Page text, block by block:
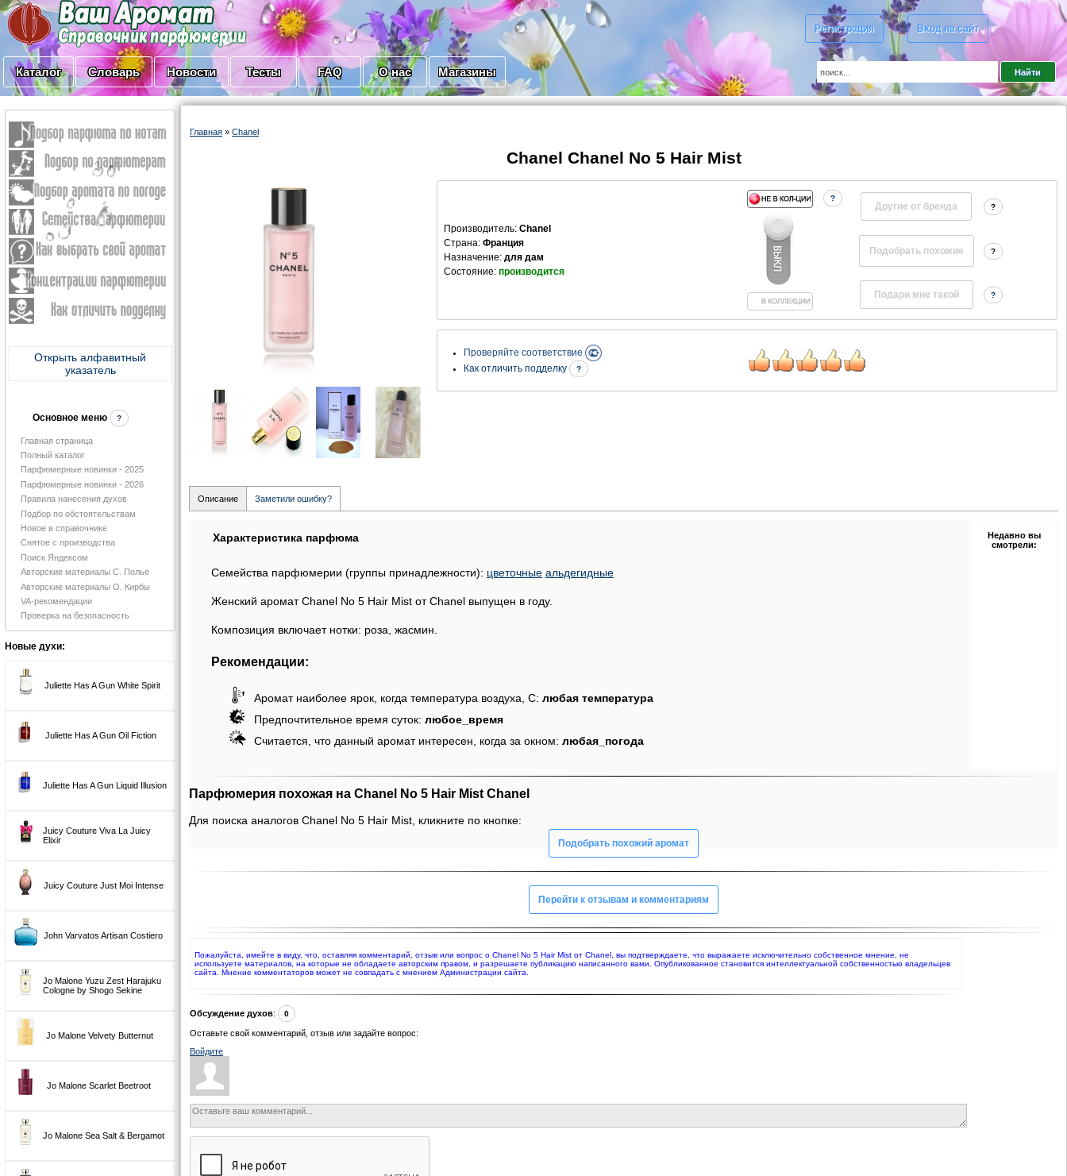
Регистрация Вход на сайт
Каталог Словарь Новости Тесты FAQ О нас Магазины
Открыть алфавитный
указатель
Основное меню ?
Главная страница
Полный каталог
Парфюмерные новинки - 2025
Парфюмерные новинки - 2026
Правила нанесения духов
Подбор по обстоятельствам
Новое в справочнике
Снятое с производства
Поиск Яндексом
Авторские материалы С. Полье
Авторские материалы О. Кирбы
VA-рекомендации
Проверка на безопасность
Новые духи:
Juliette Has A Gun White Spirit
Juliette Has A Gun Oil Fiction
Juliette Has A Gun Liquid Illusion
Juicy Couture Viva La Juicy
Elixir
Juicy Couture Just Moi Intense
John Varvatos Artisan Costiero
Jo Malone Yuzu Zest Harajuku
Cologne by Shogo Sekine
Jo Malone Velvety Butternut
Jo Malone Scarlet Beetroot
Jo Malone Sea Salt & Bergamot
Главная » Chanel
Chanel Chanel No 5 Hair Mist
Производитель: Chanel
Страна: Франция
Назначение: для дам
Состояние: производится
?
Другие от бренда ?
?
?
Проверяйте соответствие
Как отличить подделку
?
Описание Заметили ошибку?
Характеристика парфюма
Семейства парфюмерии (группы принадлежности): цветочные альдегидные
Женский аромат Chanel No 5 Hair Mist от Chanel выпущен в году.
Композиция включает нотки: роза, жасмин.
Рекомендации:
Аромат наиболее ярок, когда температура воздуха, С: любая температура
Предпочтительное время суток: любое_время
Считается, что данный аромат интересен, когда за окном: любая_погода
Недавно вы
смотрели:
Парфюмерия похожая на Chanel No 5 Hair Mist Chanel
Для поиска аналогов Chanel No 5 Hair Mist, кликните по кнопке:
Подобрать похожий аромат
Перейти к отзывам и комментариям
Пожалуйста, имейте в виду, что, оставляя комментарий, отзыв или вопрос о Chanel No 5 Hair Mist от Chanel, вы подтверждаете, что выражаете исключительно собственное мнение, не
используете материалов, на которые не обладаете авторским правом, и разрешаете публикацию написанного вами. Опубликованное становится интеллектуальной собственностью владельцев
сайта. Мнение комментаторов может не совпадать с мнением Администрации сайта.
Обсуждение духов: 0
Оставьте свой комментарий, отзыв или задайте вопрос:
Войдите